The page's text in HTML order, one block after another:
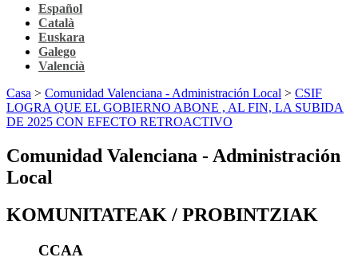
Español
Català
Euskara
Galego
Valencià
Casa > Comunidad Valenciana - Administración Local > CSIF
LOGRA QUE EL GOBIERNO ABONE , AL FIN, LA SUBIDA
DE 2025 CON EFECTO RETROACTIVO
Comunidad Valenciana - Administración
Local
KOMUNITATEAK / PROBINTZIAK
CCAA